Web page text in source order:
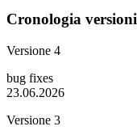
Cronologia versioni
Versione 4
bug fixes
23.06.2026
Versione 3